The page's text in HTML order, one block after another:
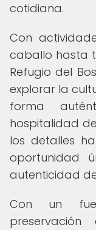
cotidiana.
Con
caballo hasta
Refugio del
explorar la
forma
hospitalidad
los detalles
oportunidad
autenticidad
Con un